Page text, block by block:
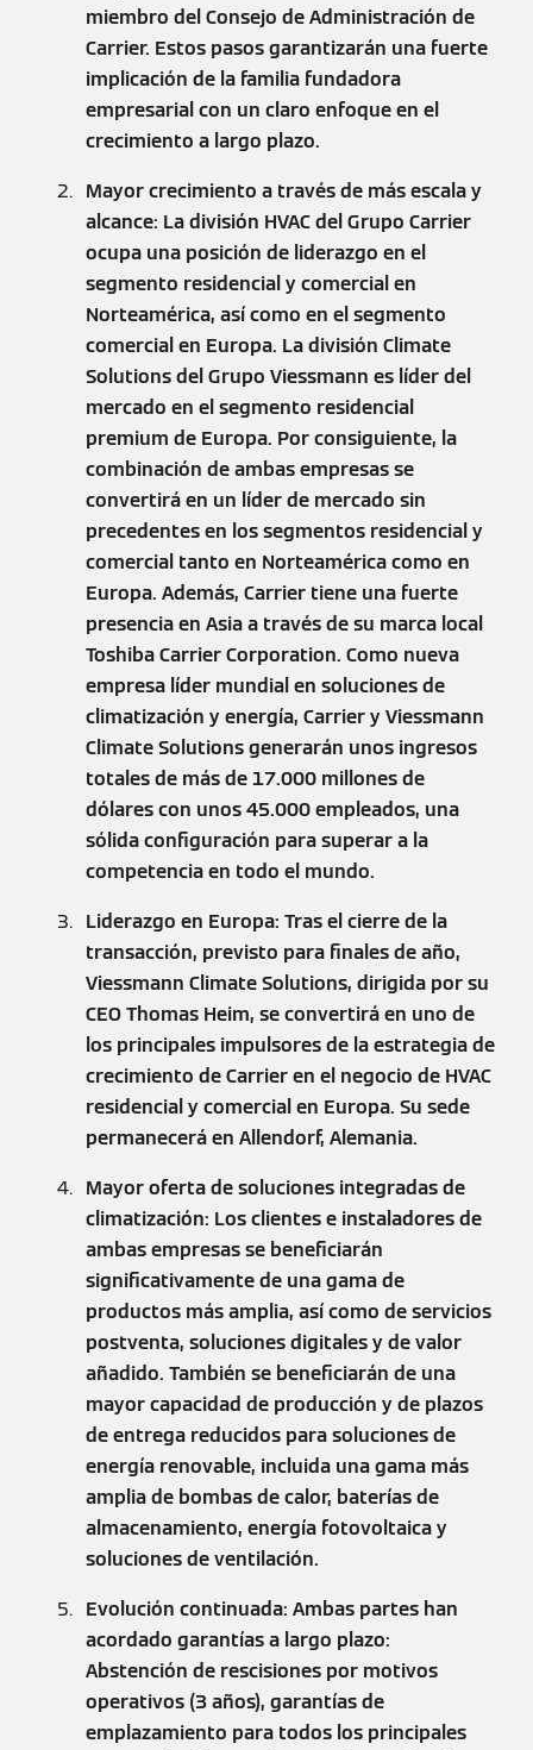
miembro del Consejo de Administración de
Carrier. Estos pasos garantizarán una fuerte
implicación de la familia fundadora
empresarial con un claro enfoque en el
crecimiento a largo plazo.
Mayor crecimiento a través de más escala y
alcance: La división HVAC del Grupo Carrier
ocupa una posición de liderazgo en el
segmento residencial y comercial en
Norteamérica, así como en el segmento
comercial en Europa. La división Climate
Solutions del Grupo Viessmann es líder del
mercado en el segmento residencial
premium de Europa. Por consiguiente, la
combinación de ambas empresas se
convertirá en un líder de mercado sin
precedentes en los segmentos residencial y
comercial tanto en Norteamérica como en
Europa. Además, Carrier tiene una fuerte
presencia en Asia a través de su marca local
Toshiba Carrier Corporation. Como nueva
empresa líder mundial en soluciones de
climatización y energía, Carrier y Viessmann
Climate Solutions generarán unos ingresos
totales de más de 17.000 millones de
dólares con unos 45.000 empleados, una
sólida configuración para superar a la
competencia en todo el mundo.
Liderazgo en Europa: Tras el cierre de la
transacción, previsto para finales de año,
Viessmann Climate Solutions, dirigida por su
CEO Thomas Heim, se convertirá en uno de
los principales impulsores de la estrategia de
crecimiento de Carrier en el negocio de HVAC
residencial y comercial en Europa. Su sede
permanecerá en Allendorf, Alemania.
Mayor oferta de soluciones integradas de
climatización: Los clientes e instaladores de
ambas empresas se beneficiarán
significativamente de una gama de
productos más amplia, así como de servicios
postventa, soluciones digitales y de valor
añadido. También se beneficiarán de una
mayor capacidad de producción y de plazos
de entrega reducidos para soluciones de
energía renovable, incluida una gama más
amplia de bombas de calor, baterías de
almacenamiento, energía fotovoltaica y
soluciones de ventilación.
Evolución continuada: Ambas partes han
acordado garantías a largo plazo:
Abstención de rescisiones por motivos
operativos (3 años), garantías de
emplazamiento para todos los principales